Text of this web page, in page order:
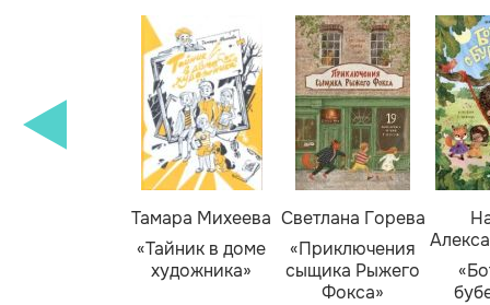
Тамара Михеева
«Тайник в доме
художника»
Светлана Горева
«Приключения
сыщика Рыжего
Фокса»